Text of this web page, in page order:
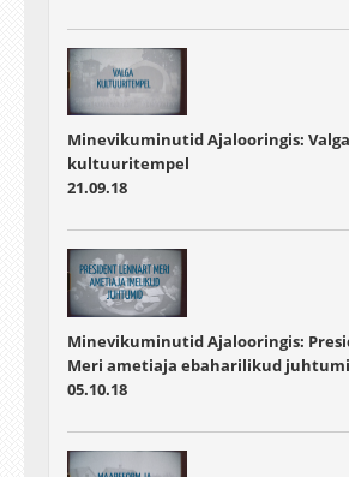
Minevikuminutid Ajalooringis: Valga
kultuuritempel
21.09.18
Minevikuminutid Ajalooringis:
Meri ametiaja ebaharilikud
05.10.18